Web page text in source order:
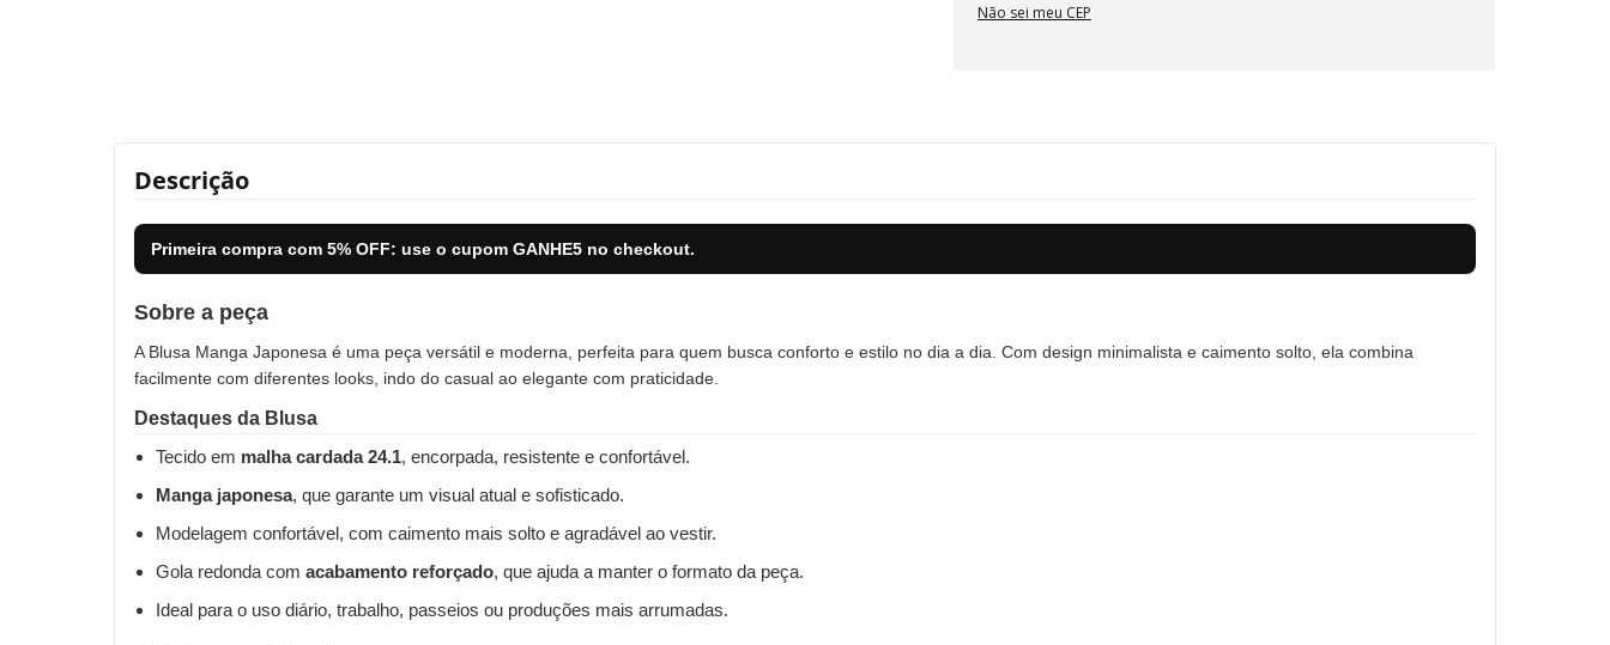
Não sei meu CEP
Descrição
Primeira compra com 5% OFF: use o cupom GANHE5 no checkout.
Sobre a peça
A Blusa Manga Japonesa é uma peça versátil e moderna, perfeita para quem busca conforto e estilo no dia a dia. Com design minimalista e caimento solto, ela combina
facilmente com diferentes looks, indo do casual ao elegante com praticidade.
Destaques da Blusa
Tecido em malha cardada 24.1, encorpada, resistente e confortável.
Manga japonesa, que garante um visual atual e sofisticado.
Modelagem confortável, com caimento mais solto e agradável ao vestir.
Gola redonda com acabamento reforçado, que ajuda a manter o formato da peça.
Ideal para o uso diário, trabalho, passeios ou produções mais arrumadas.